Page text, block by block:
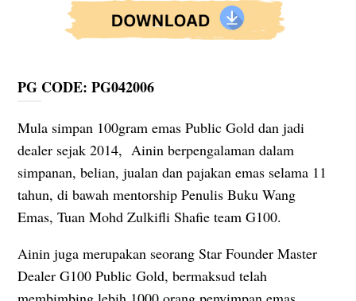
PG CODE: PG042006
Mula simpan 100gram emas Public Gold dan jadi
dealer sejak 2014, Ainin berpengalaman dalam
simpanan, belian, jualan dan pajakan emas selama 11
tahun, di bawah mentorship Penulis Buku Wang
Emas, Tuan Mohd Zulkifli Shafie team G100.
Ainin juga merupakan seorang Star Founder Master
Dealer G100 Public Gold, bermaksud telah